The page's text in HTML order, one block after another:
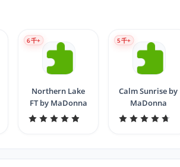
Northern Lake
FT by MaDonna
6千+
Calm Sunrise by
MaDonna
5千+